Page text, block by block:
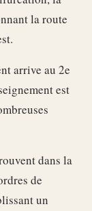
la route
arrive au 2e
est
dans la
de
un